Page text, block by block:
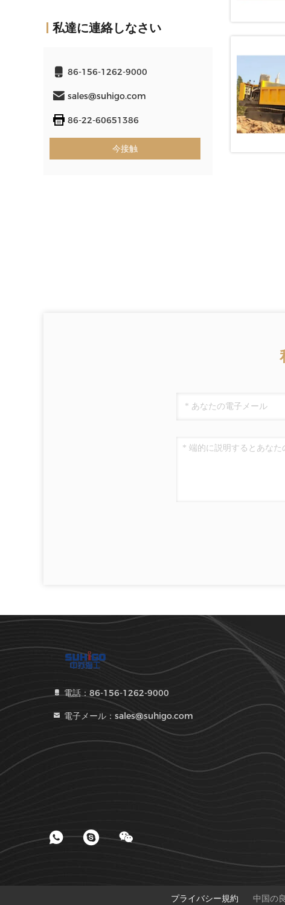
私達に連絡しなさい
86-156-1262-9000
sales@suhigo.com
86-22-60651386
今接触
電話：86-156-1262-9000
電子メール：sales@suhigo.com
プライバシー規約 中国の